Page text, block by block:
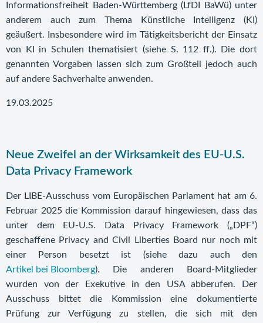
Informationsfreiheit Baden-Württemberg (LfDI BaWü) unter
anderem auch zum Thema Künstliche Intelligenz (KI)
geäußert. Insbesondere wird im Tätigkeitsbericht der Einsatz
von KI in Schulen thematisiert (siehe S. 112 ff.). Die dort
genannten Vorgaben lassen sich zum Großteil jedoch auch
auf andere Sachverhalte anwenden.
19.03.2025
Neue Zweifel an der Wirksamkeit des EU-U.S.
Data Privacy Framework
Der LIBE-Ausschuss vom Europäischen Parlament hat am 6.
Februar 2025 die Kommission darauf hingewiesen, dass das
unter dem EU-U.S. Data Privacy Framework („DPF“)
geschaffene Privacy and Civil Liberties Board nur noch mit
einer Person besetzt ist (siehe dazu auch den
Artikel bei Bloomberg). Die anderen Board-Mitglieder
wurden von der Exekutive in den USA abberufen. Der
Ausschuss bittet die Kommission eine dokumentierte
Prüfung zur Verfügung zu stellen, die sich mit den